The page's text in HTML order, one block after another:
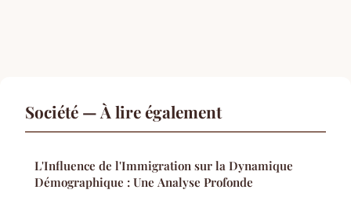
Société — À lire également
L'Influence de l'Immigration sur la Dynamique
Démographique : Une Analyse Profonde